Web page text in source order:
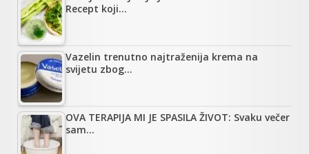
Recept koji…
Vazelin trenutno najtraženija krema na
svijetu zbog…
OVA TERAPIJA MI JE SPASILA ŽIVOT: Svaku večer
sam…